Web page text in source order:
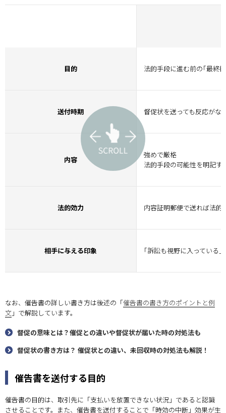
目的 法的手段に進む前の｢最終
送付時期 督促状を送っても反応がな
内容
強めで厳格
法的手段の可能性を明記す
法的効力 内容証明郵便で送れば法的
相手に与える印象 ｢訴訟も視野に入っている
なお、催告書の詳しい書き方は後述の「催告書の書き方のポイントと例
文 」で解説しています。
督促の意味とは？催促との違いや督促状が届いた時の対処法も
督促状の書き方は？ 催促状との違い、未回収時の対処法も解説！
催告書を送付する目的
催告書の目的は、取引先に「支払いを放置できない状況」であると認識
させることです。また、催告書を送付することで「時効の中断」効果が生